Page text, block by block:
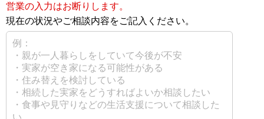
営業の入力はお断りします。
現在の状況やご相談内容をご記入ください。